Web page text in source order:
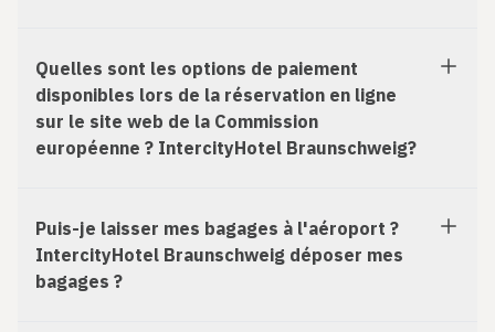
Quelles sont les options de paiement
disponibles lors de la réservation en ligne
sur le site web de la Commission
européenne ? IntercityHotel Braunschweig?
Puis-je laisser mes bagages à l'aéroport ?
IntercityHotel Braunschweig déposer mes
bagages ?